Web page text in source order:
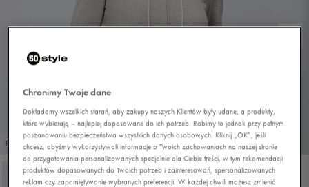
PROMO: DO -30%
Chronimy Twoje dane
Dokładamy wszelkich starań, aby zakupy naszych Klientów były udane, a produkty,
które wybierają – najlepiej dopasowane do ich potrzeb. Robimy to jednak przy pełnym
poszanowaniu bezpieczeństwa wszystkich danych osobowych. Kliknij „OK”, jeśli
chcesz, abyśmy wykorzystywali informacje o Twoich zachowaniach na naszej stronie
do przygotowania personalizowanych specjalnie dla Ciebie treści, w tym rekomendacji
produktów dopasowanych do Twoich potrzeb i zainteresowań, spersonalizowanych
reklam czy zapamiętywanie wybranych preferencji. W każdej chwili możesz zmienić